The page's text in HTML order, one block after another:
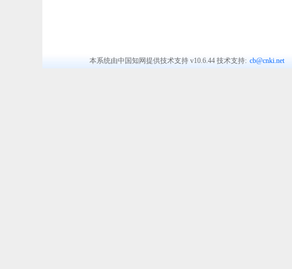
本系统由中国知网提供技术支持 v10.6.44 技术支持: cb@cnki.net